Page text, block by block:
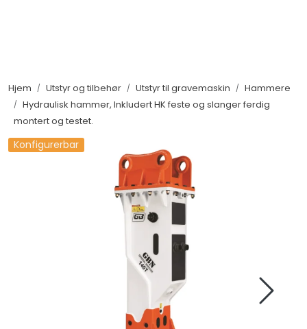
Hjem Utstyr og tilbehør Utstyr til gravemaskin
Hammere
Hydraulisk hammer, Inkludert HK feste og slanger ferdig
montert og testet.
Konfigurerbar
Utstyr og tilbehør
Filter og servicedeler